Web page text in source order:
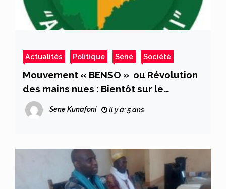
Actualités Politique Sènè Société
Mouvement « BENSO » ou Révolution
des mains nues : Bientôt sur le
créneau pour la défense de l’intérêt
général des maliens
Sene Kunafoni Il y a: 5 ans